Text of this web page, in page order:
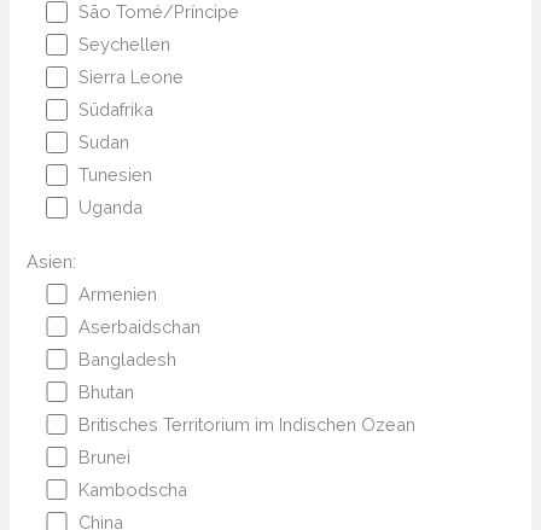
São Tomé/Príncipe
Seychellen
Sierra Leone
Südafrika
Sudan
Tunesien
Uganda
Asien:
Armenien
Aserbaidschan
Bangladesh
Bhutan
Britisches Territorium im Indischen Ozean
Brunei
Kambodscha
China